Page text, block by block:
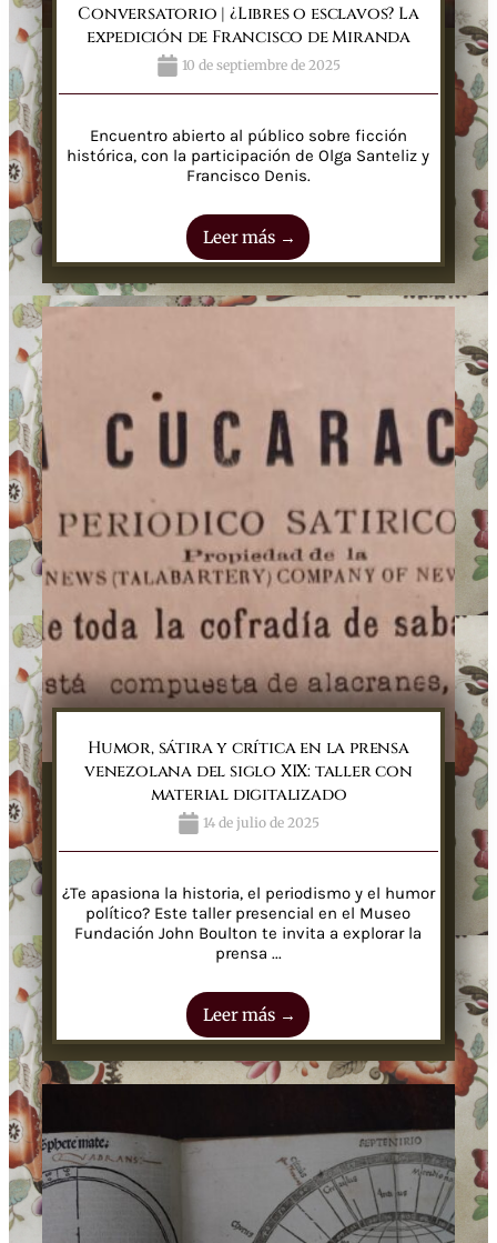
Conversatorio | ¿Libres o esclavos? La
expedición de Francisco de Miranda
10 de septiembre de 2025
Encuentro abierto al público sobre ficción
histórica, con la participación de Olga Santeliz y
Francisco Denis.
Leer más →
Humor, sátira y crítica en la prensa
venezolana del siglo XIX: taller con
material digitalizado
14 de julio de 2025
¿Te apasiona la historia, el periodismo y el humor
político? Este taller presencial en el Museo
Fundación John Boulton te invita a explorar la
prensa ...
Leer más →